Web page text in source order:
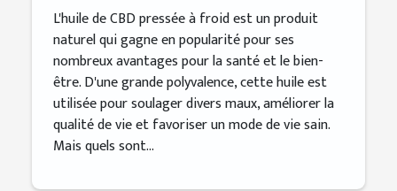
L'huile de CBD pressée à froid est un produit
naturel qui gagne en popularité pour ses
nombreux avantages pour la santé et le bien-
être. D'une grande polyvalence, cette huile est
utilisée pour soulager divers maux, améliorer la
qualité de vie et favoriser un mode de vie sain.
Mais quels sont...